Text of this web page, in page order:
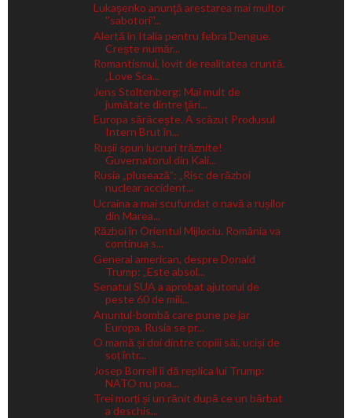
Lukaşenko anunţă arestarea mai multor
''sabotori''...
Alertă în Italia pentru febra Dengue.
Crește număr...
Romantismul, lovit de realitatea cruntă.
„Love Sca...
Jens Stoltenberg: Mai mult de
jumătate dintre ţări...
Europa sărăcește. A scăzut Produsul
Intern Brut în...
Rușii spun lucruri trăznite!
Guvernatorul din Kali...
Rusia „plusează”: „Risc de război
nuclear accident...
Ucraina a mai scufundat o navă a rușilor
din Marea...
Război în Orientul Mijlociu. România va
continua s...
General american, despre Donald
Trump: „Este absol...
Senatul SUA a aprobat ajutorul de
peste 60 de mili...
Anunțul-bombă care pune pe jar
Europa. Rusia se pr...
O mamă și doi dintre copiii săi, uciși de
soț într...
Josep Borrell îi dă replica lui Trump:
NATO nu poa...
Trei morți și un rănit după ce un bărbat
a deschis...